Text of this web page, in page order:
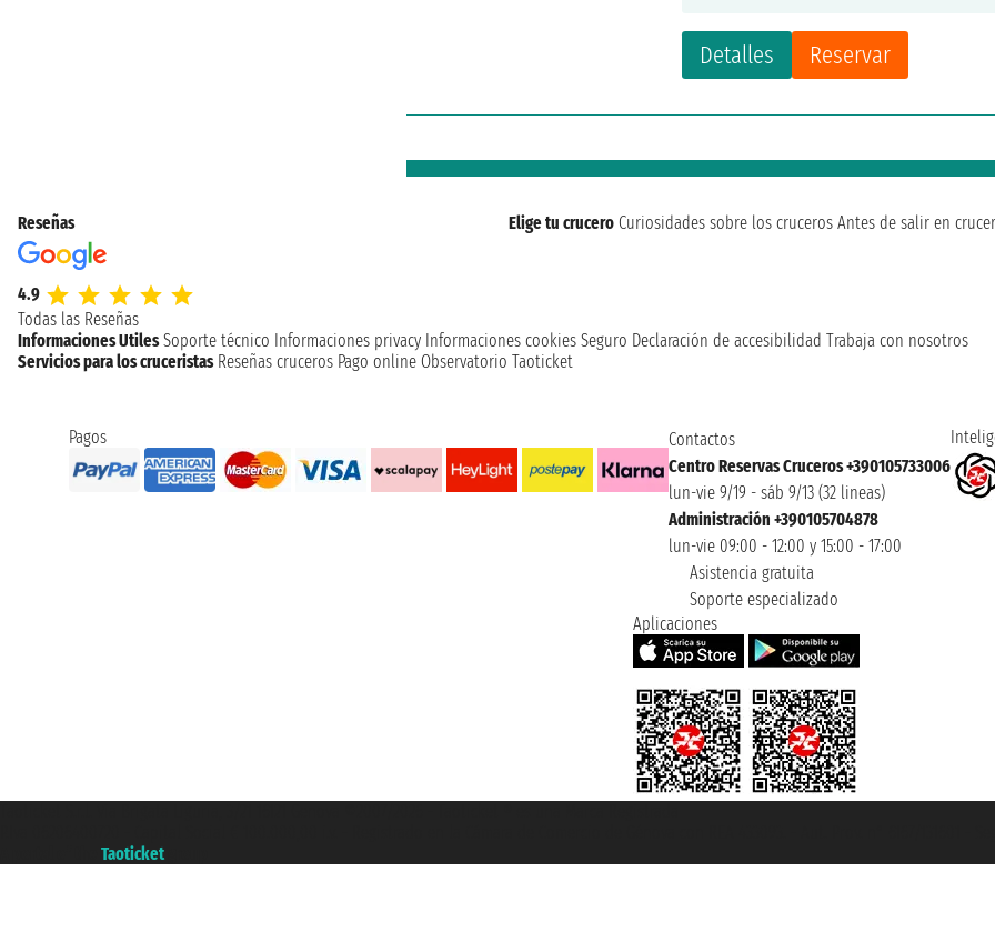
Detalles Reservar
Reseñas
4.9
Todas las Reseñas
Elige tu crucero Curiosidades sobre los cruceros Antes de salir en
Informaciones Utiles Soporte técnico Informaciones privacy Informaciones cookies Seguro Declaración de accesibilidad Trabaja con nosotros
Servicios para los cruceristas Reseñas cruceros Pago online Observatorio Taoticket
Pagos
Contactos
Centro Reservas Cruceros +390105733006
lun-vie 9/19 - sáb 9/13 (32 lineas)
Administración +390105704878
lun-vie 09:00 - 12:00 y 15:00 - 17:00
Asistencia gratuita
Soporte especializado
Aplicaciones
Taoticket